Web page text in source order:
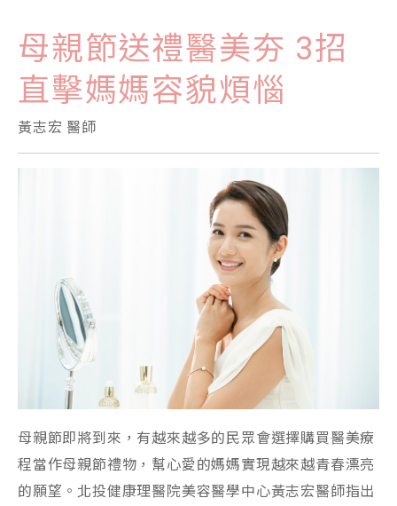
母親節送禮醫美夯 3招
直擊媽媽容貌煩惱
黃志宏 醫師
母親節即將到來，有越來越多的民眾會選擇購買醫美療
程當作母親節禮物，幫心愛的媽媽實現越來越青春漂亮
的願望。北投健康理醫院美容醫學中心黃志宏醫師指出